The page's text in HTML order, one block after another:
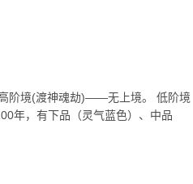
阶境(渡神魂劫)——无上境。 低阶境
年，有下品（灵气蓝色）、中品